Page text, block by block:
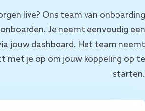
live? Ons team van onboarding
Je neemt eenvoudig een
jouw dashboard. Het team neemt
met je op om jouw koppeling op te
starten.